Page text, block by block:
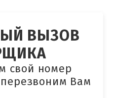
ВЫЗОВ
свой номер
Вам